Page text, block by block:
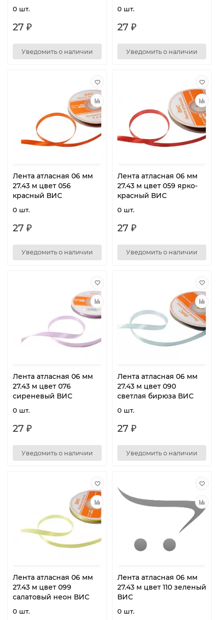
0 шт.
27 ₽
Уведомить о наличии
0 шт.
27 ₽
Уведомить о наличии
Лента атласная 06 мм
27.43 м цвет 056
красный ВИС
0 шт.
27 ₽
Уведомить о наличии
Лента атласная 06 мм
27.43 м цвет 059 ярко-
красный ВИС
0 шт.
27 ₽
Уведомить о наличии
Лента атласная 06 мм
27.43 м цвет 076
сиреневый ВИС
0 шт.
27 ₽
Уведомить о наличии
Лента атласная 06 мм
27.43 м цвет 090
светлая бирюза ВИС
0 шт.
27 ₽
Уведомить о наличии
Лента атласная 06 мм
27.43 м цвет 099
салатовый неон ВИС
0 шт.
Лента атласная 06 мм
27.43 м цвет 110 зеленый
ВИС
0 шт.